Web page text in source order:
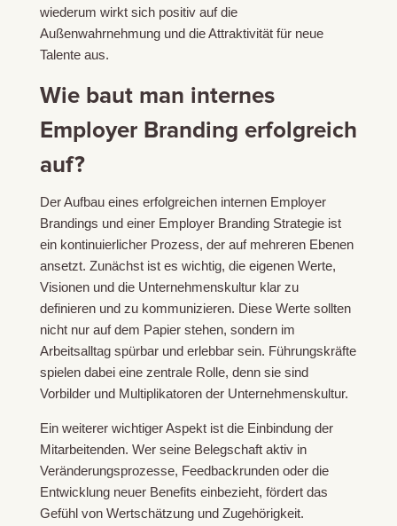
wiederum wirkt sich positiv auf die
Außenwahrnehmung und die Attraktivität für neue
Talente aus.
Wie baut man internes
Employer Branding erfolgreich
auf?
Der Aufbau eines erfolgreichen internen Employer
Brandings und einer Employer Branding Strategie ist
ein kontinuierlicher Prozess, der auf mehreren Ebenen
ansetzt. Zunächst ist es wichtig, die eigenen Werte,
Visionen und die Unternehmenskultur klar zu
definieren und zu kommunizieren. Diese Werte sollten
nicht nur auf dem Papier stehen, sondern im
Arbeitsalltag spürbar und erlebbar sein. Führungskräfte
spielen dabei eine zentrale Rolle, denn sie sind
Vorbilder und Multiplikatoren der Unternehmenskultur.
Ein weiterer wichtiger Aspekt ist die Einbindung der
Mitarbeitenden. Wer seine Belegschaft aktiv in
Veränderungsprozesse, Feedbackrunden oder die
Entwicklung neuer Benefits einbezieht, fördert das
Gefühl von Wertschätzung und Zugehörigkeit.